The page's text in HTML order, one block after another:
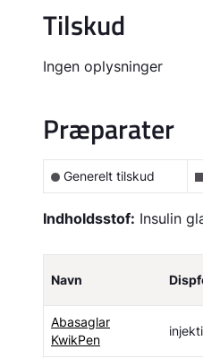
Tilskud
Ingen oplysninger
Præparater
Generelt tilskud
Indholdsstof: Insulin
Navn
Abasaglar
KwikPen